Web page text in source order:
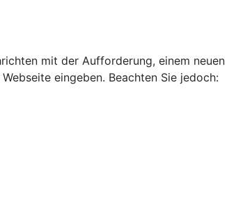
mit der Aufforderung, einem neuen
eingeben. Beachten Sie jedoch: